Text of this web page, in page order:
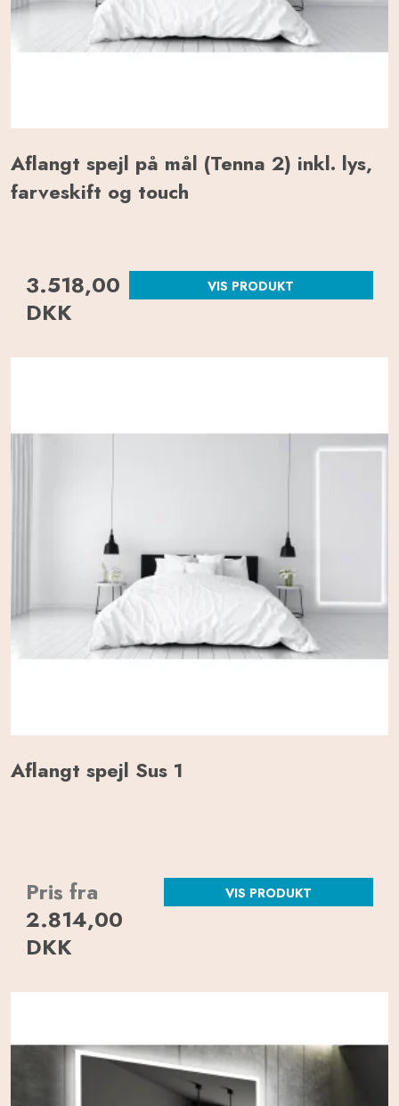
Aflangt spejl på mål (Tenna 2) inkl. lys,
farveskift og touch
3.518,00
DKK
VIS PRODUKT
Aflangt spejl Sus 1
Pris fra
2.814,00
DKK
VIS PRODUKT